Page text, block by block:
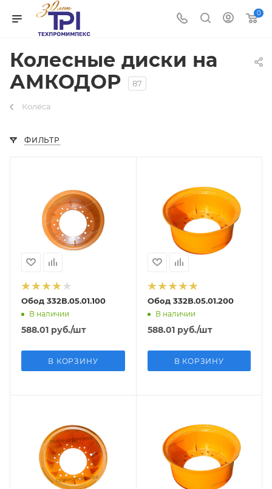
0
Колесные диски на
АМКОДОР
87
Колёса
ФИЛЬТР
Обод 332В.05.01.100
В наличии
588.01 руб./шт
В КОРЗИНУ
Обод 332В.05.01.200
В наличии
588.01руб./шт
В КОРЗИНУ